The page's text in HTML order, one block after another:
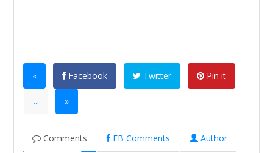
« Facebook Twitter Pin it
... »
Comments FB Comments Author